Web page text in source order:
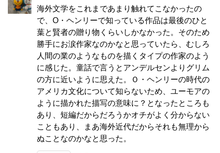
海外文学をこれまであまり触れてこなかったの
で、O・ヘンリーで知っている作品は最後のひと
葉と賢者の贈り物くらいしかなかった。そのため
勝手にお涙作家なのかなと思っていたら、むしろ
人間の業のようなものを描くタイプの作家のよう
に感じた。童話で言うとアンデルセンよりグリム
の方に近いように思えた。Ｏ・ヘンリーの時代の
アメリカ文化について知らないため、ユーモアの
ように描かれた描写の意味に？となったところも
あり、短編だからだろうかオチがよく分からない
こともあり、まあ海外近代だからそれも無理から
ぬことなのかなと思った。